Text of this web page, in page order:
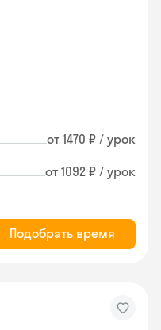
от 1470 ₽ / урок
от 1092 ₽ / урок
Подобрать время